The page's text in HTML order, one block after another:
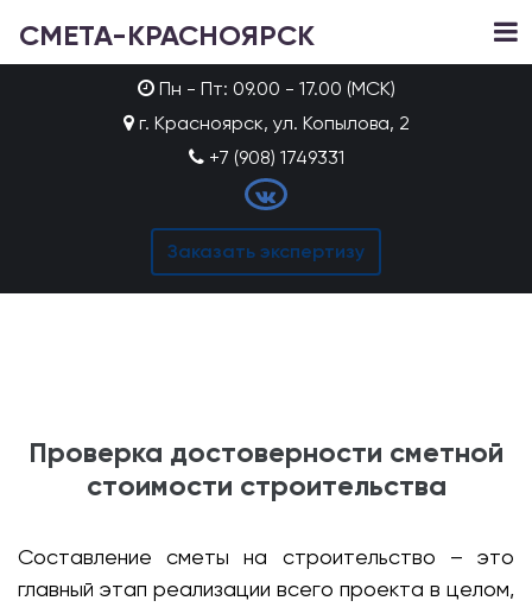
СМЕТА-КРАСНОЯРСК
Пн - Пт: 09.00 - 17.00 (МСК)
г. Красноярск, ул. Копылова, 2
+7 (908) 1749331
Заказать экспертизу
Проверка достоверности сметной
стоимости строительства
Составление сметы на строительство – это
главный этап реализации всего проекта в целом,